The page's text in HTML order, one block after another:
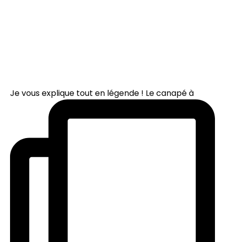
Je vous explique tout en légende ! Le canapé à